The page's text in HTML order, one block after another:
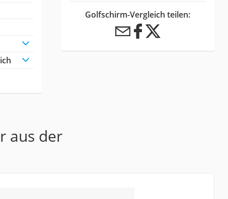
Golfschirm-Vergleich teilen:
aus der